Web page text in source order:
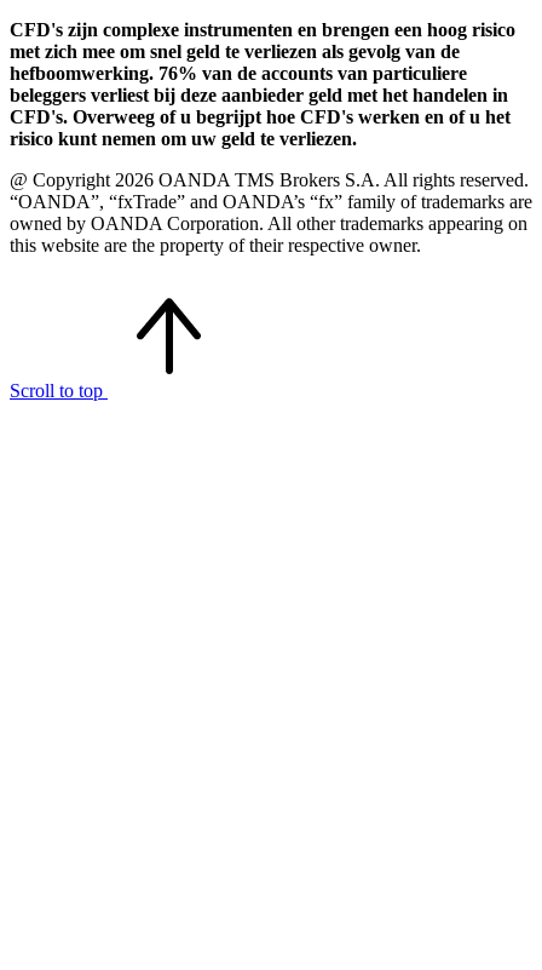
CFD's zijn complexe instrumenten en brengen een hoog risico
met zich mee om snel geld te verliezen als gevolg van de
hefboomwerking. 76% van de accounts van particuliere
beleggers verliest bij deze aanbieder geld met het handelen in
CFD's. Overweeg of u begrijpt hoe CFD's werken en of u het
risico kunt nemen om uw geld te verliezen.
@ Copyright 2026 OANDA TMS Brokers S.A. All rights reserved.
“OANDA”, “fxTrade” and OANDA’s “fx” family of trademarks are
owned by OANDA Corporation. All other trademarks appearing on
this website are the property of their respective owner.
Scroll to top